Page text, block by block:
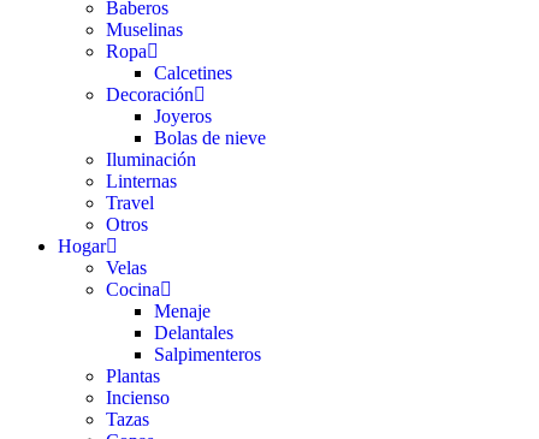
Baberos
Muselinas
Ropa
Calcetines
Decoración
Joyeros
Bolas de nieve
Iluminación
Linternas
Travel
Otros
Hogar
Velas
Cocina
Menaje
Delantales
Salpimenteros
Plantas
Incienso
Tazas